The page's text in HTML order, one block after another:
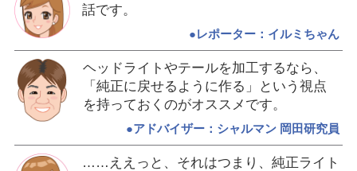
話です。
●レポーター：イルミちゃん
ヘッドライトやテールを加工するなら、
「純正に戻せるように作る」という視点
を持っておくのがオススメです。
●アドバイザー：シャルマン 岡田研究員
……ええっと、それはつまり、純正ライト